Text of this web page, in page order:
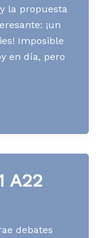
la propuesta
¡un
Imposible
en día, pero
A22
debates